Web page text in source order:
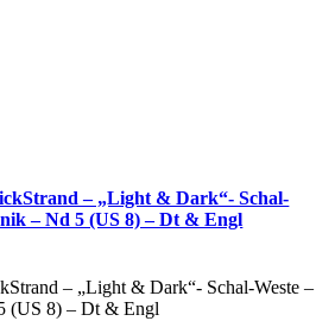
– „Light & Dark“- Schal-
– Nd 5 (US 8) – Dt & Engl
– „Light & Dark“- Schal-Weste –
(US 8) – Dt & Engl